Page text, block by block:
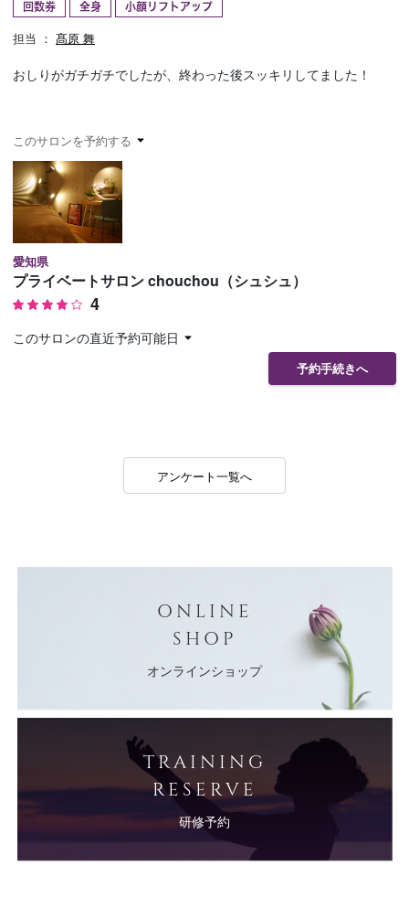
回数券 全身 小顔リフトアップ
担当 ： 髙原 舞
おしりがガチガチでしたが、終わった後スッキリしてました！
このサロンを予約する
愛知県
プライベートサロン chouchou（シュシュ）
4
このサロンの直近予約可能日
予約手続きへ
アンケート一覧へ
ONLINE
SHOP
オンラインショップ
TRAINING
RESERVE
研修予約